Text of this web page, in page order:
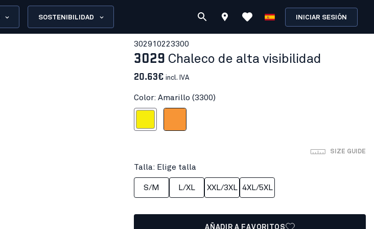
SOSTENIBILIDAD INICIAR SESIÓN
302910223300
3029 Chaleco de alta visibilidad
20.63€ incl. IVA
Color: Amarillo (3300)
SIZE GUIDE
Talla: Elige talla
S/M L/XL XXL/3XL 4XL/5XL
AÑADIR A FAVORITOS